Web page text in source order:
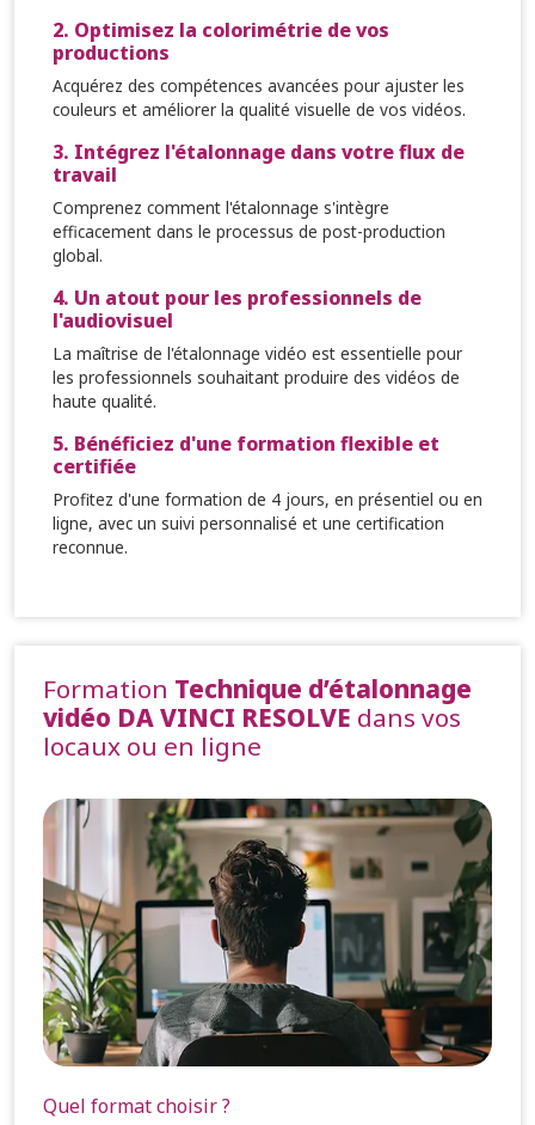
2. Optimisez la colorimétrie de vos
productions
Acquérez des compétences avancées pour ajuster les
couleurs et améliorer la qualité visuelle de vos vidéos.
3. Intégrez l'étalonnage dans votre flux de
travail
Comprenez comment l'étalonnage s'intègre
efficacement dans le processus de post-production
global.
4. Un atout pour les professionnels de
l'audiovisuel
La maîtrise de l'étalonnage vidéo est essentielle pour
les professionnels souhaitant produire des vidéos de
haute qualité.
5. Bénéficiez d'une formation flexible et
certifiée
Profitez d'une formation de 4 jours, en présentiel ou en
ligne, avec un suivi personnalisé et une certification
reconnue.
Formation Technique d’étalonnage
vidéo DA VINCI RESOLVE dans vos
locaux ou en ligne
Quel format choisir ?